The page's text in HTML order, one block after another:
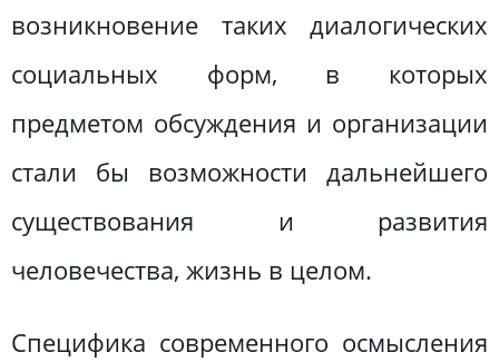
возникновение таких диалогических
социальных форм, в которых
предметом обсуждения и организации
стали бы возможности дальнейшего
существования и развития
человечества, жизнь в целом.
Специфика современного осмысления